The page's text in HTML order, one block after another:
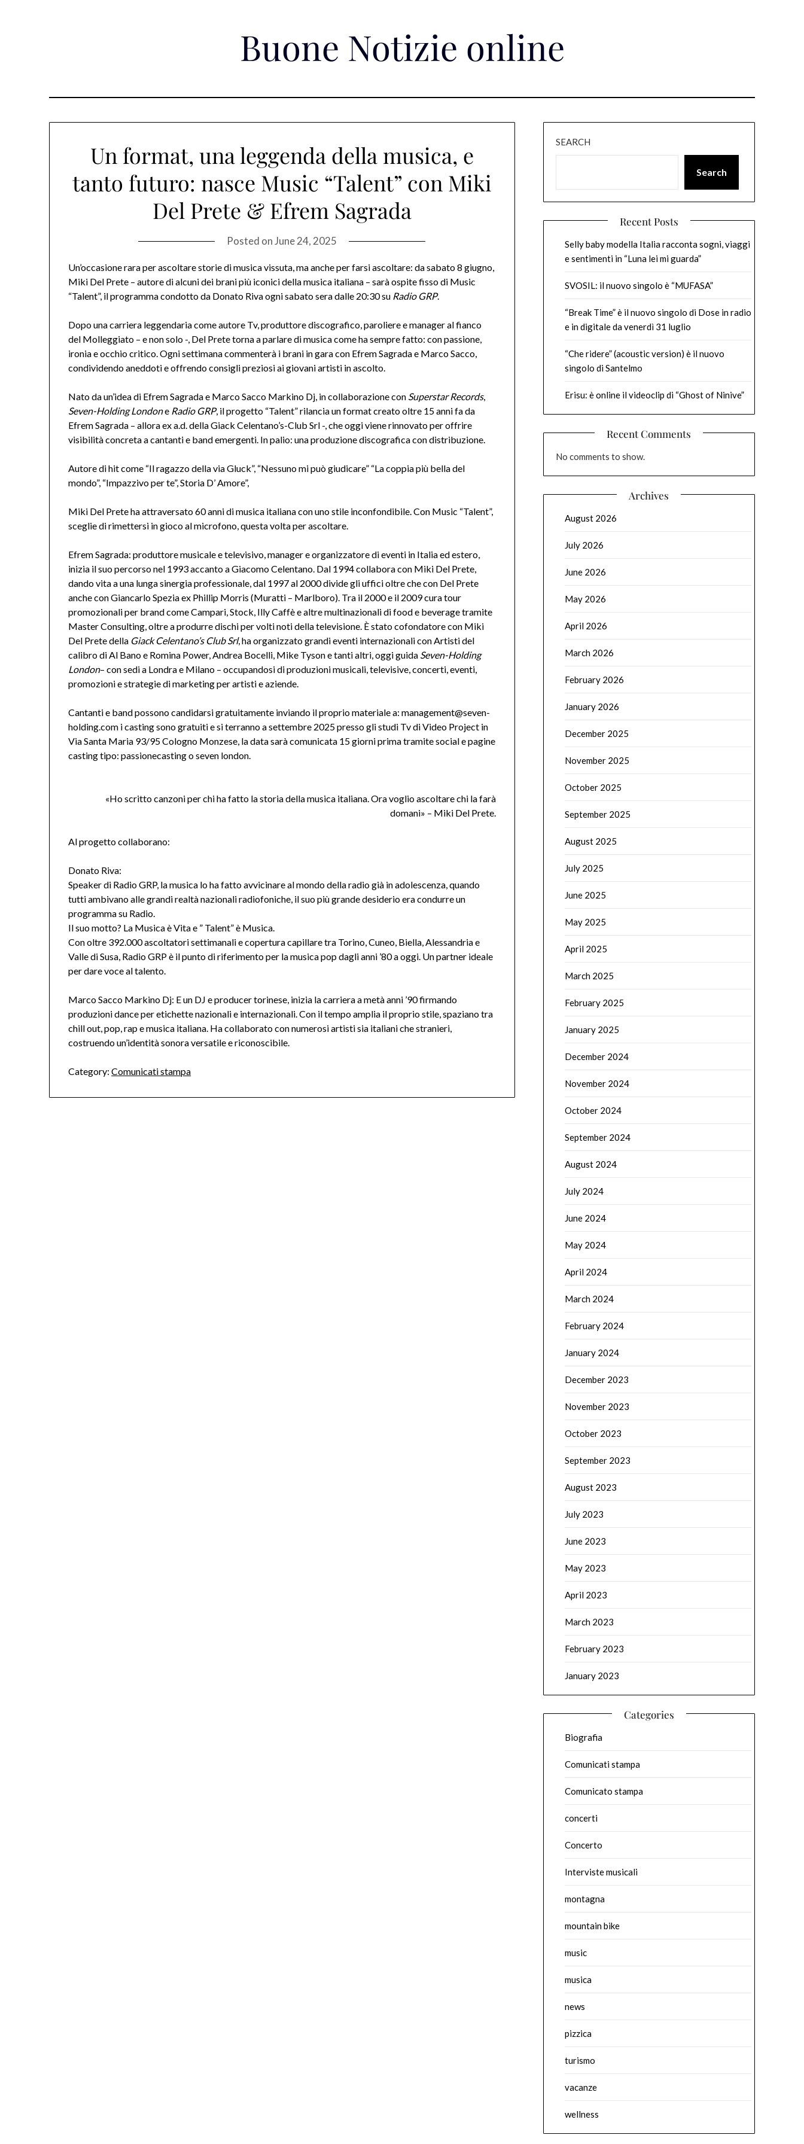
Buone Notizie online
Un format, una leggenda della musica, e
tanto futuro: nasce Music “Talent” con Miki
Del Prete & Efrem Sagrada
Posted onJune 24, 2025
Un’occasione rara per ascoltare storie di musica vissuta, ma anche per farsi ascoltare: da sabato 8 giugno,
Miki Del Prete – autore di alcuni dei brani più iconici della musica italiana – sarà ospite fisso di Music
“Talent”, il programma condotto da Donato Riva ogni sabato sera dalle 20:30 su Radio GRP.
Dopo una carriera leggendaria come autore Tv, produttore discografico, paroliere e manager al fianco
del Molleggiato – e non solo -, Del Prete torna a parlare di musica come ha sempre fatto: con passione,
ironia e occhio critico. Ogni settimana commenterà i brani in gara con Efrem Sagrada e Marco Sacco,
condividendo aneddoti e offrendo consigli preziosi ai giovani artisti in ascolto.
Nato da un’idea di Efrem Sagrada e Marco Sacco Markino Dj, in collaborazione con Superstar Records,
Seven-Holding Londone Radio GRP, il progetto “Talent” rilancia un format creato oltre 15 anni fa da
Efrem Sagrada – allora ex a.d. della Giack Celentano’s-Club Srl -, che oggi viene rinnovato per offrire
visibilità concreta a cantanti e band emergenti. In palio: una produzione discografica con distribuzione.
Autore di hit come “Il ragazzo della via Gluck”, “Nessuno mi può giudicare” “La coppia più bella del
mondo”, “Impazzivo per te”, Storia D’ Amore”,
Miki Del Prete ha attraversato 60 anni di musica italiana con uno stile inconfondibile. Con Music “Talent”,
sceglie di rimettersi in gioco al microfono, questa volta per ascoltare.
Efrem Sagrada: produttore musicale e televisivo, manager e organizzatore di eventi in Italia ed estero,
inizia il suo percorso nel 1993 accanto a Giacomo Celentano. Dal 1994 collabora con Miki Del Prete,
dando vita a una lunga sinergia professionale, dal 1997 al 2000 divide gli uffici oltre che con Del Prete
anche con Giancarlo Spezia ex Phillip Morris (Muratti – Marlboro). Tra il 2000 e il 2009 cura tour
promozionali per brand come Campari, Stock, Illy Caffè e altre multinazionali di food e beverage tramite
Master Consulting, oltre a produrre dischi per volti noti della televisione. È stato cofondatore con Miki
Del Prete della Giack Celentano’s Club Srl, ha organizzato grandi eventi internazionali con Artisti del
calibro di Al Bano e Romina Power, Andrea Bocelli, Mike Tyson e tanti altri, oggi guida Seven-Holding
London– con sedi a Londra e Milano – occupandosi di produzioni musicali, televisive, concerti, eventi,
promozioni e strategie di marketing per artisti e aziende.
Cantanti e band possono candidarsi gratuitamente inviando il proprio materiale a: management@seven-
holding.com i casting sono gratuiti e si terranno a settembre 2025 presso gli studi Tv di Video Project in
Via Santa Maria 93/95 Cologno Monzese, la data sarà comunicata 15 giorni prima tramite social e pagine
casting tipo: passionecasting o seven london.
«Ho scritto canzoni per chi ha fatto la storia della musica italiana. Ora voglio ascoltare chi la farà
domani» – Miki Del Prete.
Al progetto collaborano:
Donato Riva:
Speaker di Radio GRP, la musica lo ha fatto avvicinare al mondo della radio già in adolescenza, quando
tutti ambivano alle grandi realtà nazionali radiofoniche, il suo più grande desiderio era condurre un
programma su Radio.
Il suo motto? La Musica è Vita e ” Talent” è Musica.
Con oltre 392.000 ascoltatori settimanali e copertura capillare tra Torino, Cuneo, Biella, Alessandria e
Valle di Susa, Radio GRP è il punto di riferimento per la musica pop dagli anni ’80 a oggi. Un partner ideale
per dare voce al talento.
Marco Sacco Markino Dj: E un DJ e producer torinese, inizia la carriera a metà anni ’90 firmando
produzioni dance per etichette nazionali e internazionali. Con il tempo amplia il proprio stile, spaziano tra
chill out, pop, rap e musica italiana. Ha collaborato con numerosi artisti sia italiani che stranieri,
costruendo un’identità sonora versatile e riconoscibile.
Category: Comunicati stampa
SEARCH
Search
Recent Posts
Selly baby modella Italia racconta sogni, viaggi
e sentimenti in “Luna lei mi guarda”
SVOSIL: il nuovo singolo è “MUFASA”
“Break Time” è il nuovo singolo di Dose in radio
e in digitale da venerdì 31 luglio
“Che ridere” (acoustic version) è il nuovo
singolo di Santelmo
Erisu: è online il videoclip di “Ghost of Ninive”
Recent Comments
No comments to show.
Archives
August 2026
July 2026
June 2026
May 2026
April 2026
March 2026
February 2026
January 2026
December 2025
November 2025
October 2025
September 2025
August 2025
July 2025
June 2025
May 2025
April 2025
March 2025
February 2025
January 2025
December 2024
November 2024
October 2024
September 2024
August 2024
July 2024
June 2024
May 2024
April 2024
March 2024
February 2024
January 2024
December 2023
November 2023
October 2023
September 2023
August 2023
July 2023
June 2023
May 2023
April 2023
March 2023
February 2023
January 2023
Categories
Biografia
Comunicati stampa
Comunicato stampa
concerti
Concerto
Interviste musicali
montagna
mountain bike
music
musica
news
pizzica
turismo
vacanze
wellness